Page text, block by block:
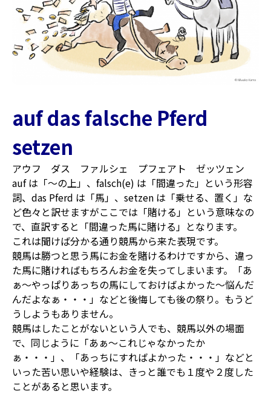
auf das falsche Pferd
setzen
アウフ ダス ファルシェ プフェアト ゼッツェン
auf は「〜の上」、falsch(e) は「間違った」という形容
詞、das Pferd は「馬」、setzen は「乗せる、置く」な
ど色々と訳せますがここでは「賭ける」という意味なの
で、直訳すると「間違った馬に賭ける」となります。
これは聞けば分かる通り競馬から来た表現です。
競馬は勝つと思う馬にお金を賭けるわけですから、違っ
た馬に賭ければもちろんお金を失ってしまいます。「あ
ぁ〜やっぱりあっちの馬にしておけばよかった〜悩んだ
んだよなぁ・・・」などと後悔しても後の祭り。もうど
うしようもありません。
競馬はしたことがないという人でも、競馬以外の場面
で、同じように「あぁ〜これじゃなかったか
ぁ・・・」、「あっちにすればよかった・・・」などと
いった苦い思いや経験は、きっと誰でも１度や２度した
ことがあると思います。